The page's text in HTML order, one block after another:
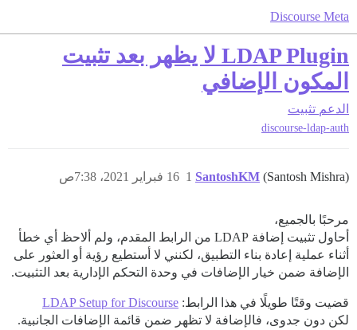
Discourse Meta
LDAP Plugin لا يظهر بعد تثبيت
المكون الإضافي
الدعم تثبيت
discourse-ldap-auth
SantoshKM (Santosh Mishra) 16 فبراير 2021، 7:38ص 1
مرحبًا بالجميع،
أحاول تثبيت إضافة LDAP من الرابط المقدم، ولم ألاحظ أي خطأ
أثناء عملية إعادة بناء التطبيق، لكنني لا أستطيع رؤية أو العثور على
الإضافة ضمن خيار الإضافات في وحدة التحكم الإدارية بعد التثبيت.
قضيت وقتًا طويلًا في هذا الرابط: LDAP Setup for Discourse
لكن دون جدوى، فالإضافة لا تظهر ضمن قائمة الإضافات الجانبية.